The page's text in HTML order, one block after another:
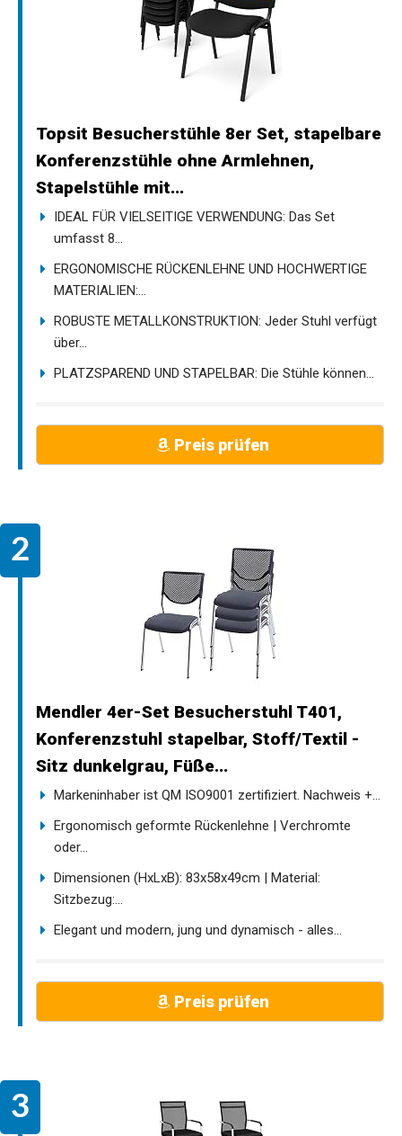
Topsit Besucherstühle 8er Set, stapelbare
Konferenzstühle ohne Armlehnen,
Stapelstühle mit...
IDEAL FÜR VIELSEITIGE VERWENDUNG: Das Set
umfasst 8...
ERGONOMISCHE RÜCKENLEHNE UND HOCHWERTIGE
MATERIALIEN:...
ROBUSTE METALLKONSTRUKTION: Jeder Stuhl verfügt
über...
PLATZSPAREND UND STAPELBAR: Die Stühle können...
Preis prüfen
Mendler 4er-Set Besucherstuhl T401,
Konferenzstuhl stapelbar, Stoff/Textil -
Sitz dunkelgrau, Füße...
Markeninhaber ist QM ISO9001 zertifiziert. Nachweis +...
Ergonomisch geformte Rückenlehne | Verchromte
oder...
Dimensionen (HxLxB): 83x58x49cm | Material:
Sitzbezug:...
Elegant und modern, jung und dynamisch - alles...
Preis prüfen